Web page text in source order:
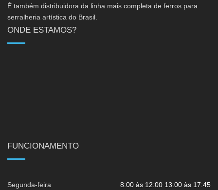
É também distribuidora da linha mais completa de ferros para
serralheria artística do Brasil.
ONDE ESTAMOS?
FUNCIONAMENTO
Segunda-feira 8:00 às 12:00 13:00 às 17:45